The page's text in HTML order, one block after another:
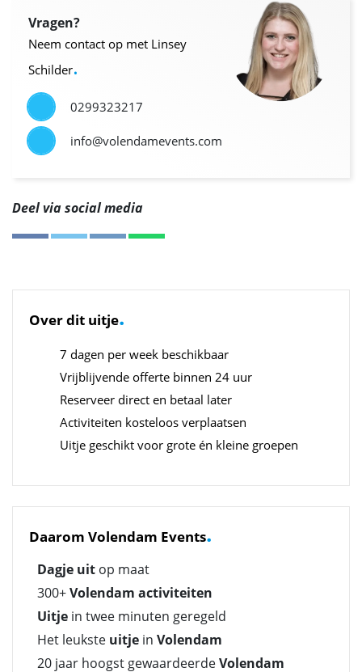
Vragen?
Neem contact op met Linsey
Schilder.
0299323217
info@volendamevents.com
Deel via social media
Over dit uitje.
7 dagen per week beschikbaar
Vrijblijvende offerte binnen 24 uur
Reserveer direct en betaal later
Activiteiten kosteloos verplaatsen
Uitje geschikt voor grote én kleine groepen
Daarom Volendam Events.
Dagje uit op maat
300+Volendam activiteiten
Uitje in twee minuten geregeld
Het leukste uitje in Volendam
20 jaar hoogst gewaardeerdeVolendam